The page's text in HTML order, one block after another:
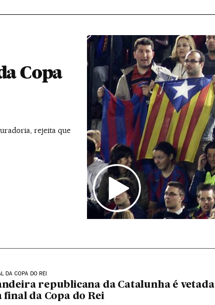
Copa
rejeita que
DA COPA DO REI
republicana da Catalunha é vetada
final da Copa do Rei